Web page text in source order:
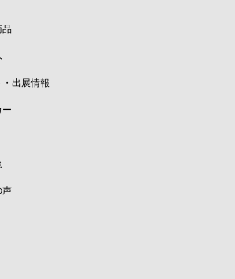
品
・出展情報
ー
声